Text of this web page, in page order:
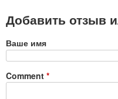
Добавить отзыв
Ваше имя
Comment *